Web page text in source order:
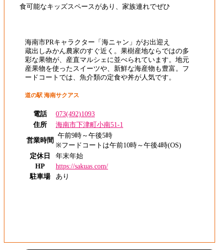
食可能なキッズスペースがあり、家族連れでぜひ
海南市PRキャラクター「海ニャン」がお出迎え
蔵出しみかん農家のすぐ近く。果樹産地ならではの多
彩な果物が、産直マルシェに並べられています。地元
産果物を使ったスイーツや、新鮮な海産物も豊富。フ
ードコートでは、魚介類の定食や丼が人気です。
道の駅 海南サクアス
電話
073(492)1093
住所
海南市下津町小南51-1
営業時間
午前9時～午後5時
※フードコートは午前10時～午後4時(OS)
定休日
年末年始
HP
https://sakuas.com/
駐車場
あり